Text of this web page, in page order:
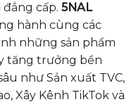
cấp. 5NAL
hành cùng các
những sản phẩm
tăng trưởng bền
như Sản xuất TVC,
Xây Kênh TikTok và